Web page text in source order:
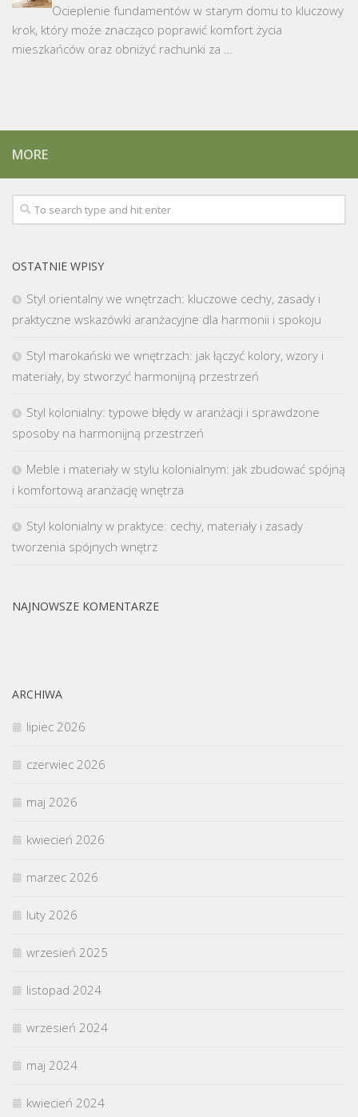
Ocieplenie fundamentów w starym domu to kluczowy
krok, który może znacząco poprawić komfort życia
mieszkańców oraz obniżyć rachunki za …
MORE
OSTATNIE WPISY
Styl orientalny we wnętrzach: kluczowe cechy, zasady i
praktyczne wskazówki aranżacyjne dla harmonii i spokoju
Styl marokański we wnętrzach: jak łączyć kolory, wzory i
materiały, by stworzyć harmonijną przestrzeń
Styl kolonialny: typowe błędy w aranżacji i sprawdzone
sposoby na harmonijną przestrzeń
Meble i materiały w stylu kolonialnym: jak zbudować spójną
i komfortową aranżację wnętrza
Styl kolonialny w praktyce: cechy, materiały i zasady
tworzenia spójnych wnętrz
NAJNOWSZE KOMENTARZE
ARCHIWA
lipiec 2026
czerwiec 2026
maj 2026
kwiecień 2026
marzec 2026
luty 2026
wrzesień 2025
listopad 2024
wrzesień 2024
maj 2024
kwiecień 2024